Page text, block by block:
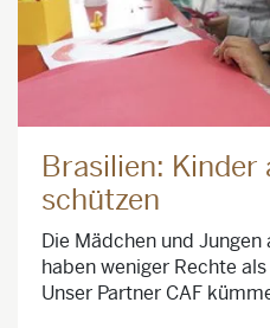
Brasilien: Kinder
schützen
Die Mädchen und
haben weniger Rechte
Unser Partner CAF